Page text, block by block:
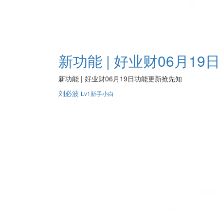
新功能 | 好业财06月19
新功能 | 好业财06月19日功能更新抢先知
刘必波 Lv1新手小白